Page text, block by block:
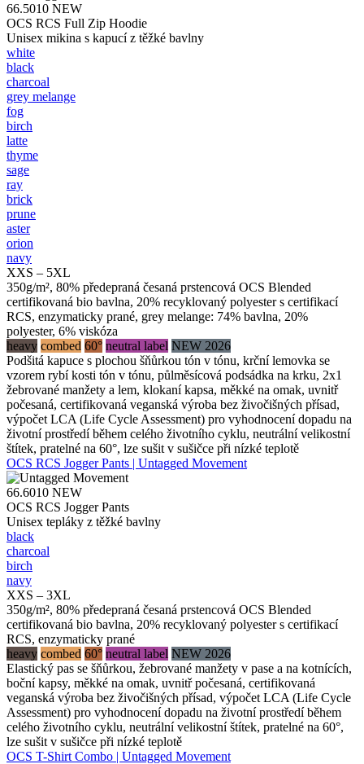
66.5010 NEW
OCS RCS Full Zip Hoodie
Unisex mikina s kapucí z těžké bavlny
white
black
charcoal
grey melange
fog
birch
latte
thyme
sage
ray
brick
prune
aster
orion
navy
XXS – 5XL
350g/m², 80% předepraná česaná prstencová OCS Blended
certifikovaná bio bavlna, 20% recyklovaný polyester s certifikací
RCS, enzymaticky prané, grey melange: 74% bavlna, 20%
polyester, 6% viskóza
heavy combed 60° neutral label NEW 2026
Podšitá kapuce s plochou šňůrkou tón v tónu, krční lemovka se
vzorem rybí kosti tón v tónu, půlměsícová podsádka na krku, 2x1
žebrované manžety a lem, klokaní kapsa, měkké na omak, uvnitř
počesaná, certifikovaná veganská výroba bez živočišných přísad,
výpočet LCA (Life Cycle Assessment) pro vyhodnocení dopadu na
životní prostředí během celého životního cyklu, neutrální velikostní
štítek, pratelné na 60°, lze sušit v sušičce při nízké teplotě
OCS RCS Jogger Pants | Untagged Movement
66.6010 NEW
OCS RCS Jogger Pants
Unisex tepláky z těžké bavlny
black
charcoal
birch
navy
XXS – 3XL
350g/m², 80% předepraná česaná prstencová OCS Blended
certifikovaná bio bavlna, 20% recyklovaný polyester s certifikací
RCS, enzymaticky prané
heavy combed 60° neutral label NEW 2026
Elastický pas se šňůrkou, žebrované manžety v pase a na kotnících,
boční kapsy, měkké na omak, uvnitř počesaná, certifikovaná
veganská výroba bez živočišných přísad, výpočet LCA (Life Cycle
Assessment) pro vyhodnocení dopadu na životní prostředí během
celého životního cyklu, neutrální velikostní štítek, pratelné na 60°,
lze sušit v sušičce při nízké teplotě
OCS T-Shirt Combo | Untagged Movement